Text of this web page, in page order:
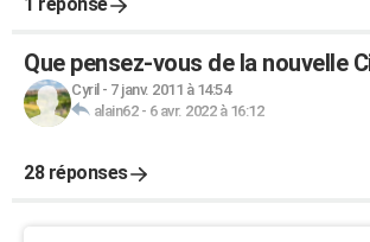
Que pensez-vous de la nouvelle
Cyril - 7 janv. 2011 à 14:54
alain62- 6 avr. 2022 à 16:12
28 réponses